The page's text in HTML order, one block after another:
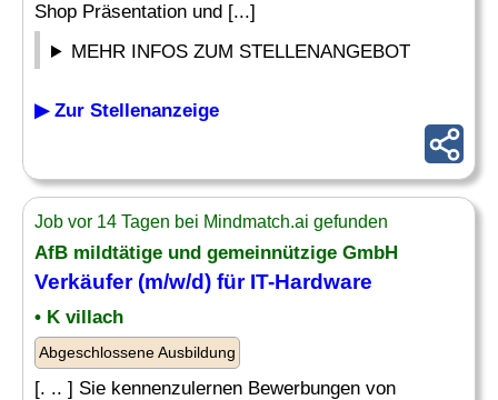
Shop Präsentation und [...]
MEHR INFOS ZUM STELLENANGEBOT
▶ Zur Stellenanzeige
Job vor 14 Tagen bei Mindmatch.ai gefunden
AfB mildtätige und gemeinnützige GmbH
Verkäufer (m/w/d) für IT-Hardware
• K villach
Abgeschlossene Ausbildung
[. .. ] Sie kennenzulernen Bewerbungen von